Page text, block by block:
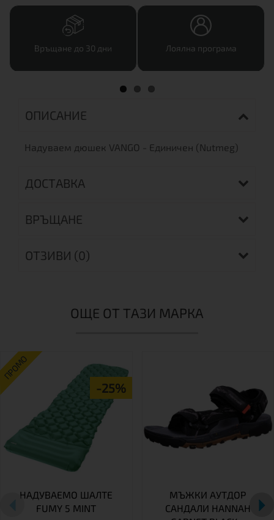
Връщане до 30 дни Лоялна програма
ОПИСАНИЕ
Надуваем дюшек VANGO - Единичен (Nutmeg)
ДОСТАВКА
ВРЪЩАНЕ
ОТЗИВИ (0)
ОЩЕ ОТ ТАЗИ МАРКА
ПРОМО
-25%
НАДУВАЕМО ШАЛТЕ
FUMY 5 MINT
МЪЖКИ АУТДОР
САНДАЛИ HANNAH